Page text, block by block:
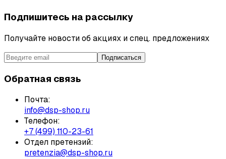
Подпишитесь на рассылку
Получайте новости об акциях и спец. предложениях
Подписаться
Обратная связь
Почта:
info@dsp-shop.ru
Телефон:
+7 (499) 110-23-61
Отдел претензий:
pretenzia@dsp-shop.ru